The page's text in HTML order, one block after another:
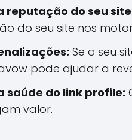
reputação do seu
do seu site nos
Se o seu
pode ajudar a
saúde do link profile:
valor.